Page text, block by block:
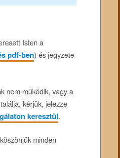
Isten a
pdf-ben) és jegyzete
nem működik, vagy a
kérjük, jelezze
keresztül.
minden